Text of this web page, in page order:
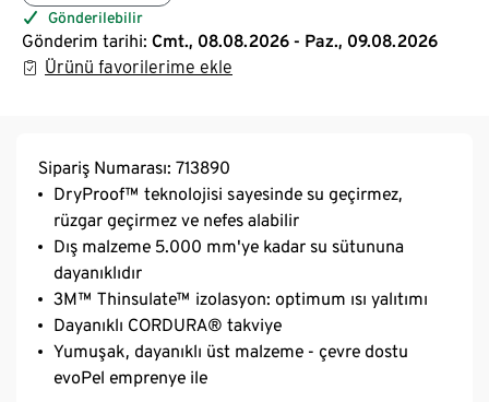
Gönderilebilir
Gönderim tarihi: Cmt., 08.08.2026 - Paz., 09.08.2026
Ürünü favorilerime ekle
Sipariş Numarası: 713890
DryProof™ teknolojisi sayesinde su geçirmez,
rüzgar geçirmez ve nefes alabilir
Dış malzeme 5.000 mm'ye kadar su sütununa
dayanıklıdır
3M™ Thinsulate™ izolasyon: optimum ısı yalıtımı
Dayanıklı CORDURA® takviye
Yumuşak, dayanıklı üst malzeme - çevre dostu
evoPel emprenye ile